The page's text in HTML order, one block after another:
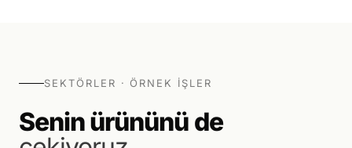
SEKTÖRLER · ÖRNEK İŞLER
Senin ürününü de